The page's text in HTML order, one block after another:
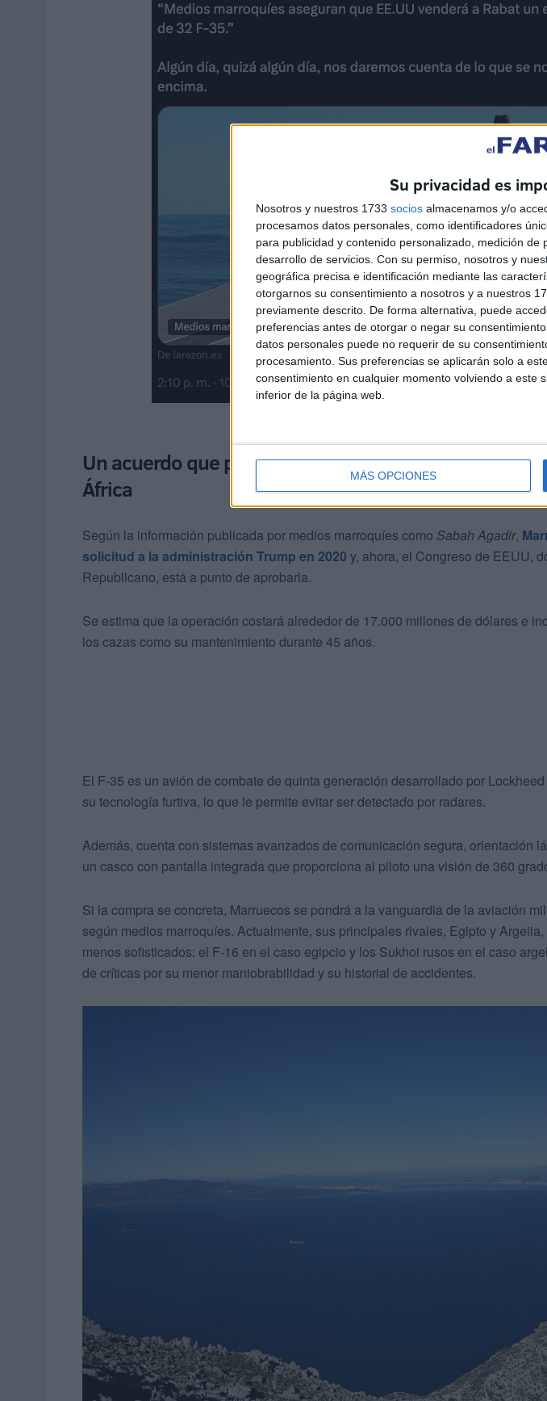
Su privacidad es
Nosotros y nuestros 1733 socios almacenamos y/o
procesamos datos personales, como identificadores
para publicidad y contenido personalizado, medición
desarrollo de servicios. Con su permiso, nosotros y
geográfica precisa e identificación mediante las
otorgarnos su consentimiento a nosotros y a nuestros
previamente descrito. De forma alternativa, puede
preferencias antes de otorgar o negar su
datos personales puede no requerir de su
procesamiento. Sus preferencias se aplicarán solo a
consentimiento en cualquier momento volviendo a este
inferior de la página web.
MÁS OPCIONES
Un acuerdo que puede cambiar el equilibrio militar
África
Según la información publicada por medios marroquíes como Sabah Agadir,
solicitud a la administración Trump en 2020 y, ahora, el Congreso de EEUU,
Republicano, está a punto de aprobarla.
Se estima que la operación costará alrededor de 17.000 millones de dólares e
los cazas como su mantenimiento durante 45 años.
El F-35 es un avión de combate de quinta generación desarrollado por
su tecnología furtiva, lo que le permite evitar ser detectado por radares.
Además, cuenta con sistemas avanzados de comunicación segura, orientación
un casco con pantalla integrada que proporciona al piloto una visión de 360
Si la compra se concreta, Marruecos se pondrá a la vanguardia de la aviación
según medios marroquíes. Actualmente, sus principales rivales, Egipto y
menos sofisticados: el F-16 en el caso egipcio y los Sukhoi rusos en el caso
de críticas por su menor maniobrabilidad y su historial de accidentes.